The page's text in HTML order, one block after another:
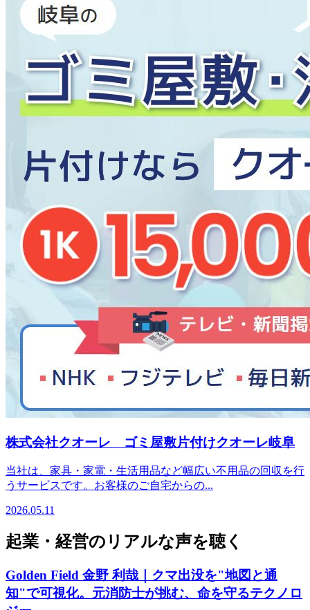
株式会社クオーレ ゴミ屋敷片付けクオーレ岐阜
当社は、家具・家電・生活用品など幅広い不用品の回収を行
うサービスです。お客様のご自宅からの...
2026.05.11
起業・経営のリアルな声を聴く
Golden Field 金野 利哉｜クマ出没を"地図と通
知"で可視化。元消防士が挑む、命を守るテクノロ